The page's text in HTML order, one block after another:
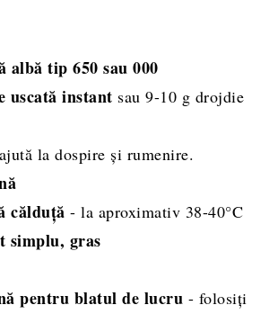
albă tip 650 sau 000
uscată instant sau 9-10 g drojdie
ajută la dospire și rumenire.
călduță - la aproximativ 38-40°C
simplu, gras
pentru blatul de lucru - folosiți